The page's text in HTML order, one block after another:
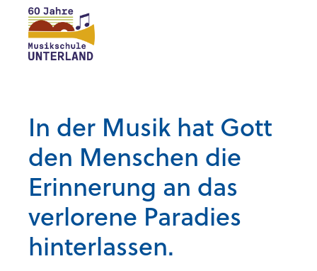
In der Musik hat Gott
den Menschen die
Erinnerung an das
verlorene Paradies
hinterlassen.